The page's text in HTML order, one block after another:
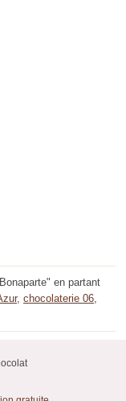
en partant
, chocolaterie 06